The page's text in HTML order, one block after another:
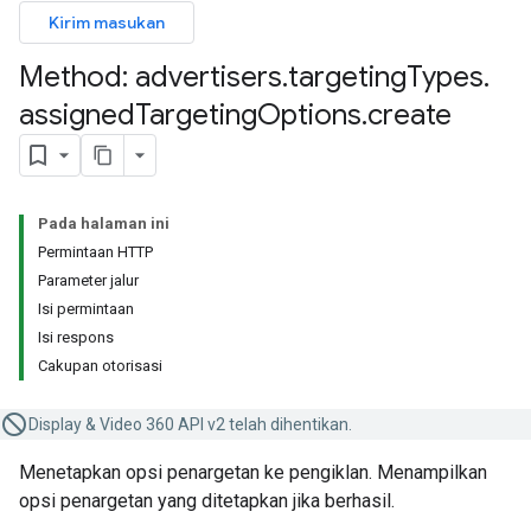
Kirim masukan
Method: advertisers.targetingTypes.
assignedTargetingOptions.create
Pada halaman ini
Permintaan HTTP
Parameter jalur
Isi permintaan
Isi respons
Cakupan otorisasi
Display & Video 360 API v2 telah dihentikan.
Menetapkan opsi penargetan ke pengiklan. Menampilkan
opsi penargetan yang ditetapkan jika berhasil.